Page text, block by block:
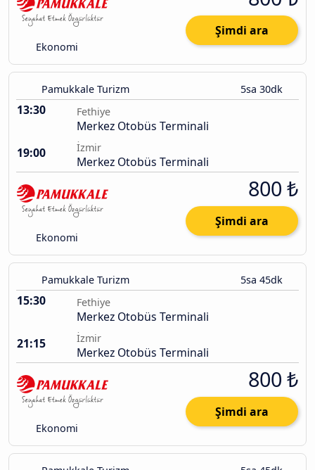
Ekonomi
Şimdi ara
Pamukkale Turizm 5sa 30dk
13:30 Fethiye
Merkez Otobüs Terminali
19:00
İzmir
Merkez Otobüs Terminali
Ekonomi
800 ₺
Şimdi ara
Pamukkale Turizm 5sa 45dk
15:30 Fethiye
Merkez Otobüs Terminali
21:15
İzmir
Merkez Otobüs Terminali
Ekonomi
800 ₺
Şimdi ara